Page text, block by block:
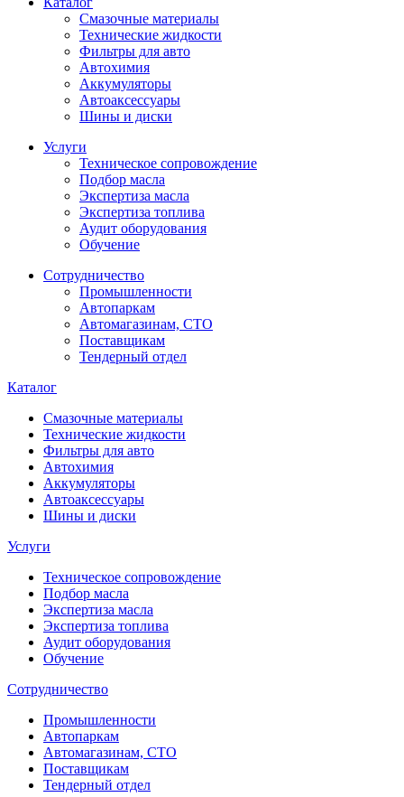
Смазочные материалы
Технические жидкости
Фильтры для авто
Автохимия
Аккумуляторы
Автоаксессуары
Шины и диски
Услуги
Техническое сопровождение
Подбор масла
Экспертиза масла
Экспертиза топлива
Аудит оборудования
Обучение
Сотрудничество
Промышленности
Автопаркам
Автомагазинам, СТО
Поставщикам
Тендерный отдел
Каталог
Смазочные материалы
Технические жидкости
Фильтры для авто
Автохимия
Аккумуляторы
Автоаксессуары
Шины и диски
Услуги
Техническое сопровождение
Подбор масла
Экспертиза масла
Экспертиза топлива
Аудит оборудования
Обучение
Сотрудничество
Промышленности
Автопаркам
Автомагазинам, СТО
Поставщикам
Тендерный отдел